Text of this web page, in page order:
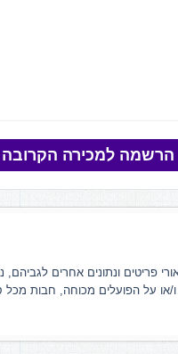
הרשמה למכירה הקרובה
פריטים ונתונים אחרים
או על הפועלים מכוחה, חבות מכל